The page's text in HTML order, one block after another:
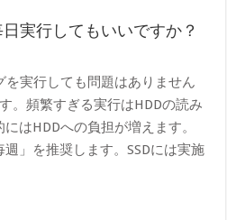
実行してもいいですか？
を実行しても問題はありません
。頻繁すぎる実行はHDDの読み
はHDDへの負担が増えます。
」を推奨します。SSDには実施